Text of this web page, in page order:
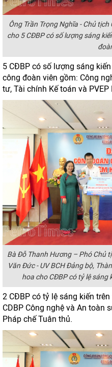
Ông Trần Trọng Nghĩa - Chủ
cho 5 CĐBP có số lượng sáng
5 CĐBP có số lượng sáng
công đoàn viên gồm: Công
tư, Tài chính Kế toán và PVEP
Bà Đỗ Thanh Hương – Phó Chủ
Văn Đức - UV BCH Đảng bộ,
hoa cho CĐBP có tỷ lệ sáng
2 CĐBP có tỷ lệ sáng kiến
CDBP Công nghệ và An toàn
Pháp chế Tuân thủ.